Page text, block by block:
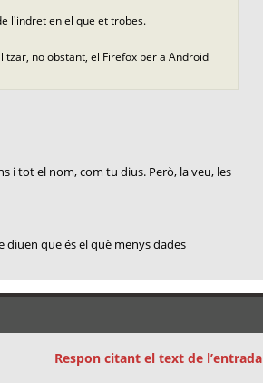
l'indret en el que et trobes.
no obstant, el Firefox per a Android
i tot el nom, com tu dius. Però, la veu, les
diuen que és el què menys dades
Respon citant el text de l’entrada